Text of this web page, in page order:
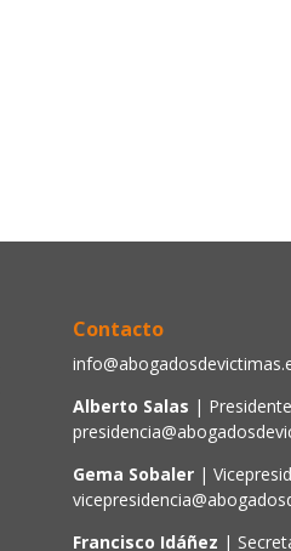
Contacto
Alberto Salas | Presidente
Gema Sobaler |
Francisco Idáñez |